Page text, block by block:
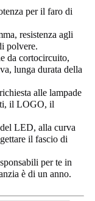
per il faro di
resistenza agli
polvere.
da cortocircuito,
lunga durata della
alle lampade
il LOGO, il
LED, alla curva
il fascio di
per te in
è di un anno.